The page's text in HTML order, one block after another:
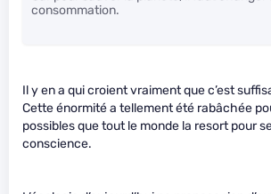
consommation.
Il y en a qui croient vraiment que c’est
Cette énormité a tellement été rabâchée
possibles que tout le monde la resort pour
conscience.